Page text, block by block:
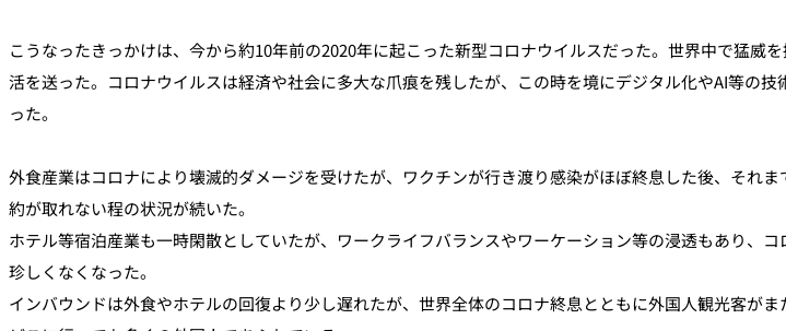
こうなったきっかけは、今から約10年前の2020年に起こった新型コロナウイルスだった。世界中で猛
活を送った。コロナウイルスは経済や社会に多大な爪痕を残したが、この時を境にデジタル化やAI等の
った。
外食産業はコロナにより壊滅的ダメージを受けたが、ワクチンが行き渡り感染がほぼ終息した後、それ
約が取れない程の状況が続いた。
ホテル等宿泊産業も一時閑散としていたが、ワークライフバランスやワーケーション等の浸透もあり、
珍しくなくなった。
インバウンドは外食やホテルの回復より少し遅れたが、世界全体のコロナ終息とともに外国人観光客が